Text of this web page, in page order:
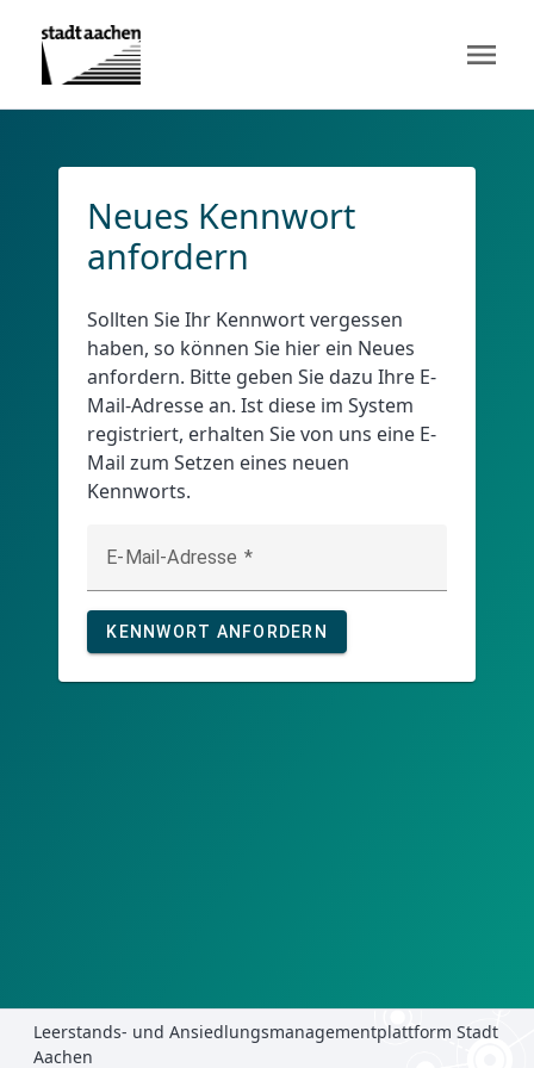
menu
Neues Kennwort
anfordern
Sollten Sie Ihr Kennwort vergessen
haben, so können Sie hier ein Neues
anfordern. Bitte geben Sie dazu Ihre E-
Mail-Adresse an. Ist diese im System
registriert, erhalten Sie von uns eine E-
Mail zum Setzen eines neuen
Kennworts.
E-Mail-Adresse
KENNWORT ANFORDERN
Leerstands- und Ansiedlungsmanagementplattform Stadt
Aachen